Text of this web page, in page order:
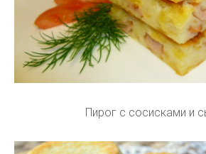
Пирог с сосисками и